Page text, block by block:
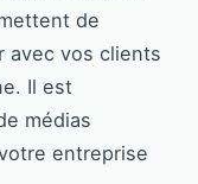
de
avec vos clients
Il est
médias
entreprise